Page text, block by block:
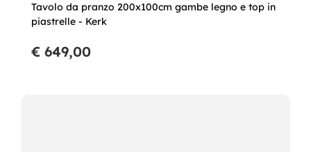
Tavolo da pranzo 200x100cm gambe legno e top in
piastrelle - Kerk
€ 649,00